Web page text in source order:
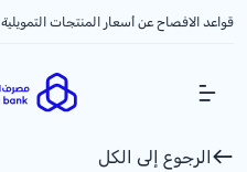
قواعد الافصاح عن أسعار المنتجات التمويلية
Show Menu
الرجوع إلى الكل